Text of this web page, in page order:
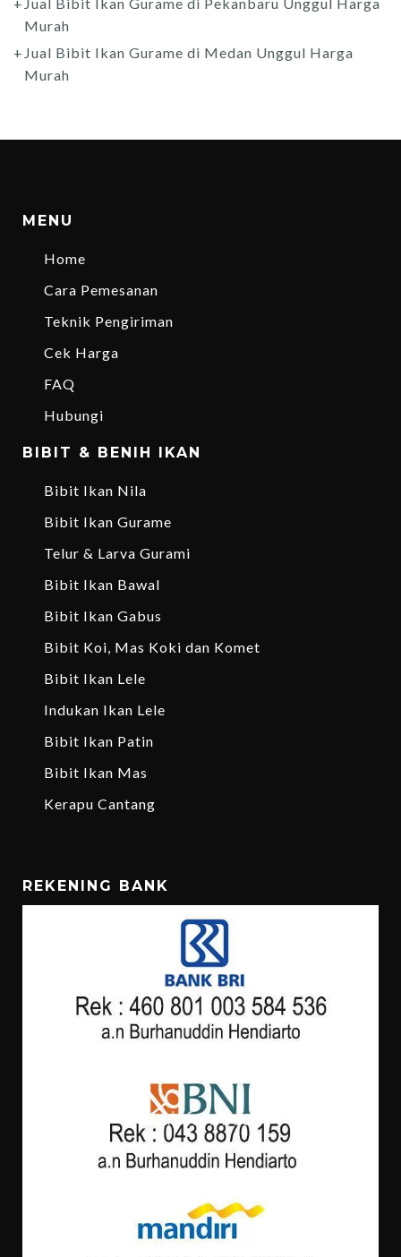
Jual Bibit Ikan Gurame di Pekanbaru Unggul Harga
Murah
Jual Bibit Ikan Gurame di Medan Unggul Harga
Murah
MENU
Home
Cara Pemesanan
Teknik Pengiriman
Cek Harga
FAQ
Hubungi
BIBIT & BENIH IKAN
Bibit Ikan Nila
Bibit Ikan Gurame
Telur & Larva Gurami
Bibit Ikan Bawal
Bibit Ikan Gabus
Bibit Koi, Mas Koki dan Komet
Bibit Ikan Lele
Indukan Ikan Lele
Bibit Ikan Patin
Bibit Ikan Mas
Kerapu Cantang
REKENING BANK